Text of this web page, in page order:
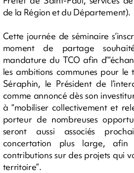
de la Région et du Département).
Cette journée de séminaire
moment de partage
mandature du TCO afin
les ambitions communes pour le
Séraphin, le Président de
comme annoncé dès son
à “mobiliser collectivement et
porteur de nombreuses
seront aussi associés
concertation plus large, afin
contributions sur des projets qui
territoire”.